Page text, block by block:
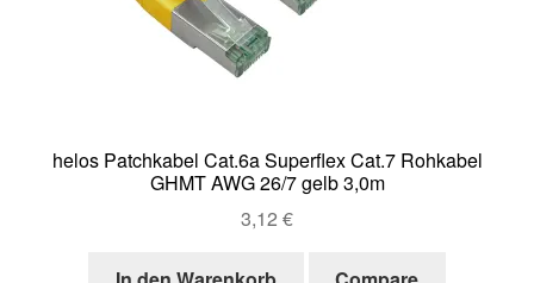
helos Patchkabel Cat.6a Superflex Cat.7 Rohkabel
GHMT AWG 26/7 gelb 3,0m
3,12 €